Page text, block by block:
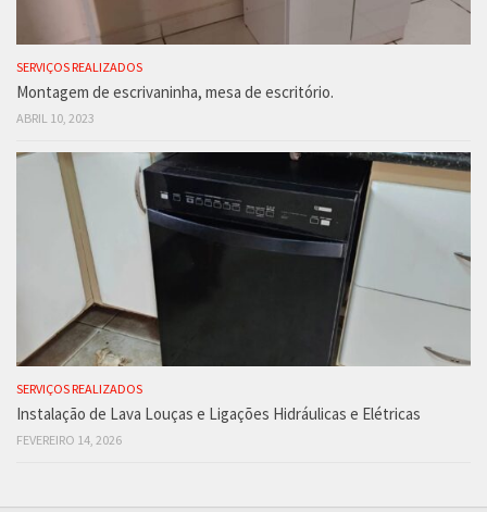
SERVIÇOS REALIZADOS
Montagem de escrivaninha, mesa de escritório.
ABRIL 10, 2023
SERVIÇOS REALIZADOS
Instalação de Lava Louças e Ligações Hidráulicas e Elétricas
FEVEREIRO 14, 2026